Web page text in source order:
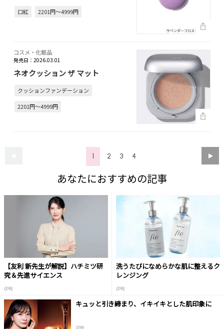
口紅 2201円～4999円
コスメ・化粧品
発売日：2026.03.01
ネオクッション ザ マット
クッションファンデーション
2201円～4999円
1 2 3 4
あなたにおすすめの記事
【友利 新先生が解説】ハチミツ研
究＆先進サイエンス
(PR)
洗うたびになめらかな肌に整えるク
レンジング
(PR)
キュッと引き締まり、イキイキとした肌印象に